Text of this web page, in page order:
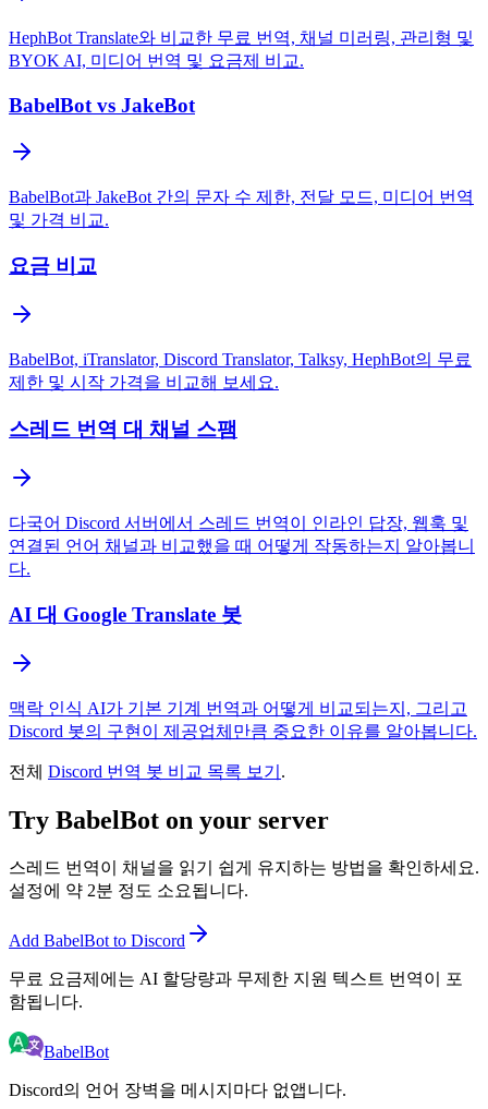
HephBot Translate와 비교한 무료 번역, 채널 미러링, 관리형 및
BYOK AI, 미디어 번역 및 요금제 비교.
BabelBot vs JakeBot
BabelBot과 JakeBot 간의 문자 수 제한, 전달 모드, 미디어 번역
및 가격 비교.
요금 비교
BabelBot, iTranslator, Discord Translator, Talksy, HephBot의 무료
제한 및 시작 가격을 비교해 보세요.
스레드 번역 대 채널 스팸
다국어 Discord 서버에서 스레드 번역이 인라인 답장, 웹훅 및
연결된 언어 채널과 비교했을 때 어떻게 작동하는지 알아봅니
다.
AI 대 Google Translate 봇
맥락 인식 AI가 기본 기계 번역과 어떻게 비교되는지, 그리고
Discord 봇의 구현이 제공업체만큼 중요한 이유를 알아봅니다.
전체 Discord 번역 봇 비교 목록 보기 .
Try BabelBot on your server
스레드 번역이 채널을 읽기 쉽게 유지하는 방법을 확인하세요.
설정에 약 2분 정도 소요됩니다.
Add BabelBot to Discord
무료 요금제에는 AI 할당량과 무제한 지원 텍스트 번역이 포
함됩니다.
BabelBot
Discord의 언어 장벽을 메시지마다 없앱니다.